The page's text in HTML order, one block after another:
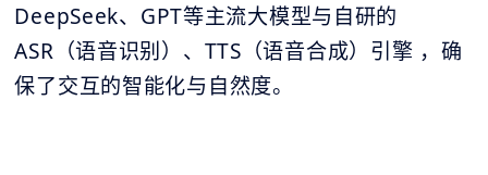
DeepSeek、GPT等主流大模型与自研的
ASR（语音识别）、TTS（语音合成）引擎 ，确
保了交互的智能化与自然度。